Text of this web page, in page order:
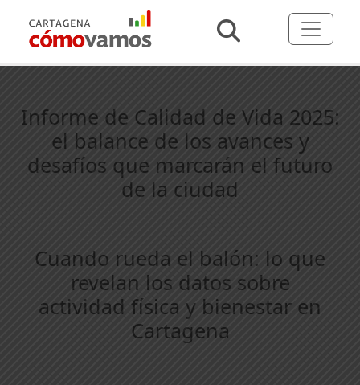
Informe de Calidad de Vida 2025:
el balance de los avances y
desafíos que marcarán el futuro
de la ciudad
Cuando rueda el balón: lo que
revelan los datos sobre
actividad física y bienestar en
Cartagena